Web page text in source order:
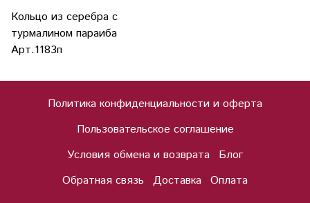
Кольцо из серебра с
турмалином параиба
Арт.1183п
Политика конфиденциальности и оферта
Пользовательское соглашение
Условия обмена и возврата
Блог
Обратная связь
Доставка Оплата